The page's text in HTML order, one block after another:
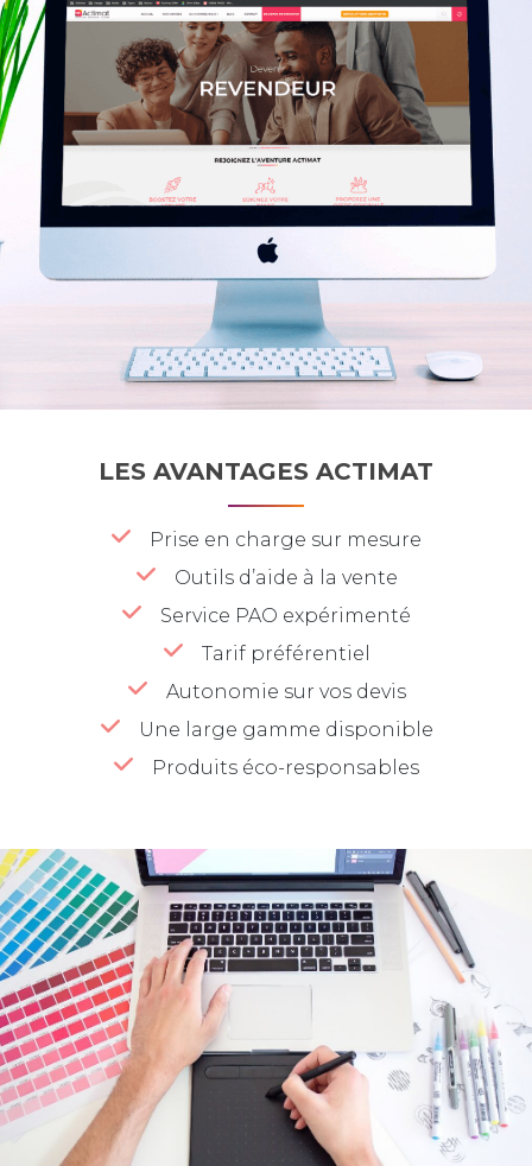
LES AVANTAGES ACTIMAT
Prise en charge sur mesure
Outils d’aide à la vente
Service PAO expérimenté
Tarif préférentiel
Autonomie sur vos devis
Une large gamme disponible
Produits éco-responsables